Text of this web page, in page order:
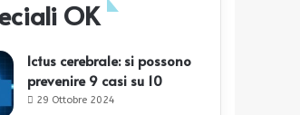
OK
Ictus cerebrale: si possono
prevenire 9 casi su 10
29 Ottobre 2024